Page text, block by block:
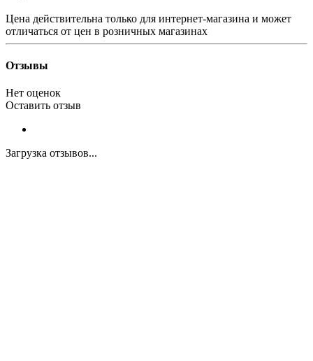
Цена действительна только для интернет-магазина и может
отличаться от цен в розничных магазинах
Отзывы
Нет оценок
Оставить отзыв
Загрузка отзывов...